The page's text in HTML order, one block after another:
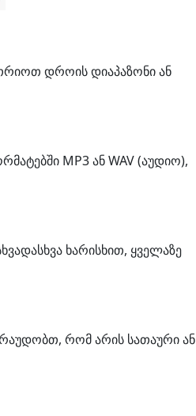
დროის დიაპაზონი ან
MP3 ან WAV (აუდიო),
ხარისხით, ყველაზე
რომ არის სათაური ან